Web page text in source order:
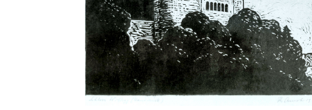
Andere 3)
Arbeiten auf Papier ( 2210)
Brunnen (268)
Druckgrafik
(1770
Fotografie (863 )
Gestaltung (109)
Stadtkreis
01 (128)
02 (128
03 (100)
04 (